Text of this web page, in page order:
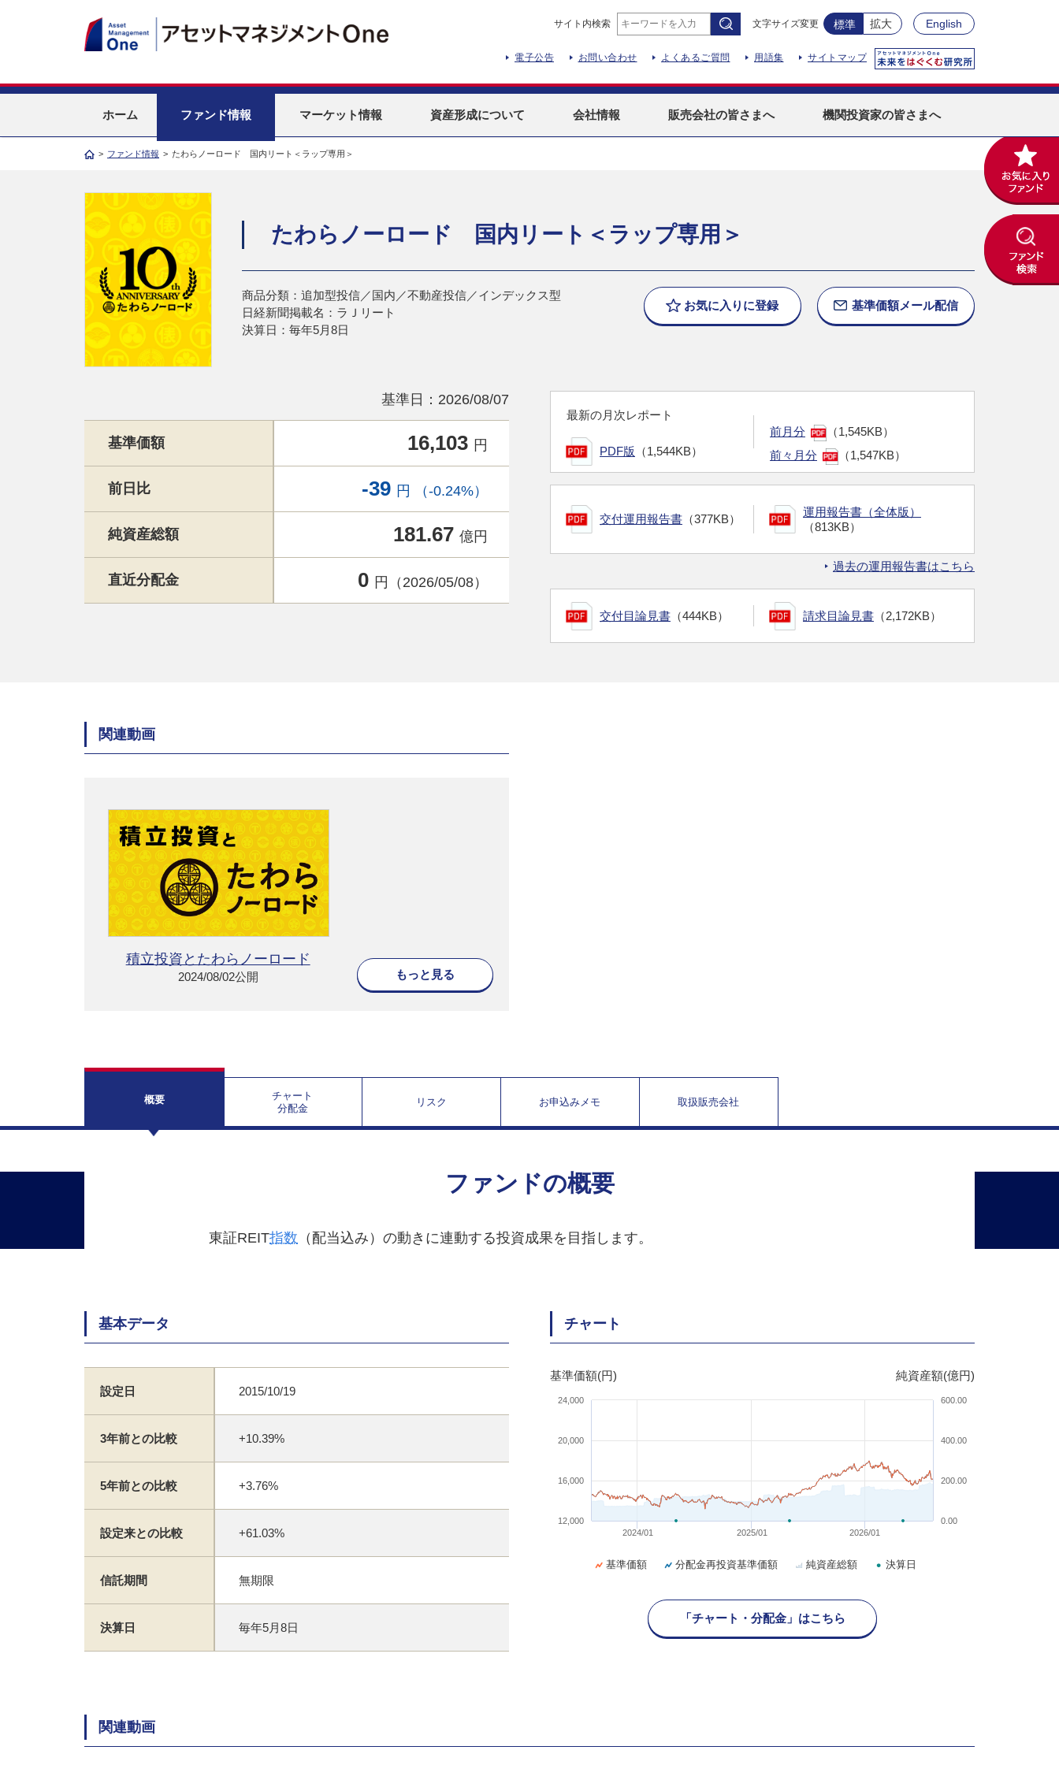
サイト内検索 文字サイズ変更 標準 拡大 English
電子公告 お問い合わせ よくあるご質問 用語集 サイトマップ
ホーム ファンド情報 マーケット情報 資産形成について 会社情報 販売会社の皆さまへ 機関投資家の皆さまへ
> ファンド情報 > たわらノーロード 国内リート＜ラップ専用＞
たわらノーロード 国内リート＜ラップ専用＞
商品分類：追加型投信／国内／不動産投信／インデックス型
日経新聞掲載名：ラＪリート
決算日：毎年5月8日
お気に入りに登録 基準価額メール配信
基準日：2026/08/07
基準価額 16,103 円
前日比 -39 円 （-0.24%）
純資産総額 181.67 億円
直近分配金 0 円（2026/05/08）
最新の月次レポート
PDF版 （1,544KB）
前月分
（1,545KB）
前々月分
（1,547KB）
交付運用報告書 （377KB）
運用報告書（全体版）
（813KB）
過去の運用報告書はこちら
交付目論見書 （444KB） 請求目論見書 （2,172KB）
関連動画
積立投資とたわらノーロード
2024/08/02公開 もっと見る
概要
チャート
分配金
リスク お申込みメモ 取扱販売会社
ファンドの概要
東証REIT指数 （配当込み）の動きに連動する投資成果を目指します。
基本データ
設定日 2015/10/19
3年前との比較 +10.39%
5年前との比較 +3.76%
設定来との比較 +61.03%
信託期間 無期限
決算日 毎年5月8日
チャート
基準価額(円) 純資産額(億円)
2024/01 2025/01 2026/01
12,000
16,000
20,000
24,000
0.00
200.00
400.00
600.00
基準価額 分配金再投資基準価額 純資産総額 決算日
「チャート・分配金」はこちら
関連動画